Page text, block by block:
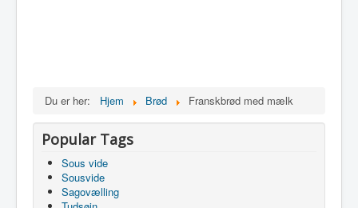
Du er her: Hjem Brød Franskbrød med mælk
Popular Tags
Sous vide
Sousvide
Sagovælling